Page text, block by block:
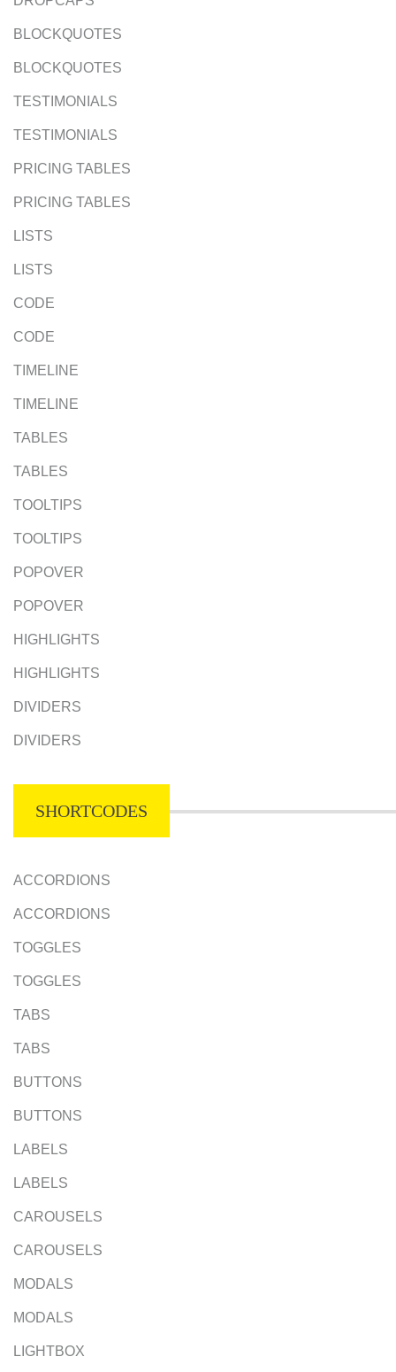
BLOCKQUOTES
BLOCKQUOTES
TESTIMONIALS
TESTIMONIALS
PRICING TABLES
PRICING TABLES
LISTS
LISTS
CODE
CODE
TIMELINE
TIMELINE
TABLES
TABLES
TOOLTIPS
TOOLTIPS
POPOVER
POPOVER
HIGHLIGHTS
HIGHLIGHTS
DIVIDERS
DIVIDERS
SHORTCODES
ACCORDIONS
ACCORDIONS
TOGGLES
TOGGLES
TABS
TABS
BUTTONS
BUTTONS
LABELS
LABELS
CAROUSELS
CAROUSELS
MODALS
MODALS
LIGHTBOX